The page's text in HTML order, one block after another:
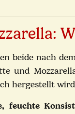
beide nach
und
hergestellt
feuchte